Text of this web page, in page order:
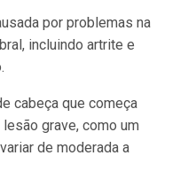
por problemas na
incluindo artrite e
cabeça que começa
grave, como um
de moderada a